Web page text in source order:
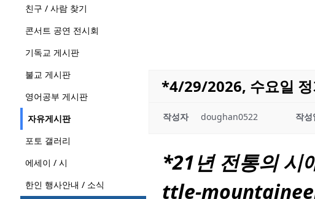
친구 / 사람 찾기
콘서트 공연 전시회
기독교 게시판
불교 게시판
영어공부 게시판
자유게시판
포토 갤러리
에세이 / 시
한인 행사안내 / 소식
*4/29/2026, 수요일
작성자 doughan0522 작성
*21년 전통의시
ttle-